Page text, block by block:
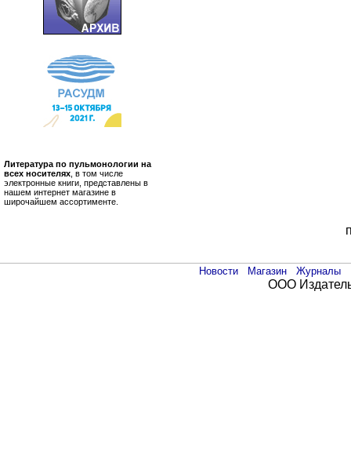
Литература по пульмонологии на
всех носителях , в том числе
электронные книги, представлены в
нашем интернет магазине в
широчайшем ассортименте.
Новости Магазин Журналы
ООО